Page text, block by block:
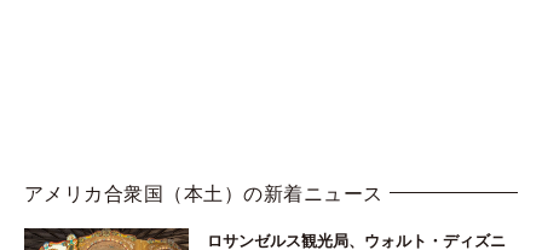
アメリカ合衆国（本土）の新着ニュース
ロサンゼルス観光局、ウォルト・ディズニ